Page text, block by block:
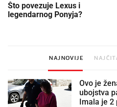
Što povezuje Lexus i
legendarnog Ponyja?
NAJNOVIJE
Ovo je
ubojstva
Imala je